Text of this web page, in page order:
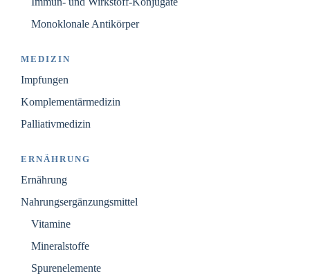
Monoklonale Antikörper
MEDIZIN
Impfungen
Komplementärmedizin
Palliativmedizin
ERNÄHRUNG
Ernährung
Nahrungsergänzungsmittel
Vitamine
Mineralstoffe
Spurenelemente